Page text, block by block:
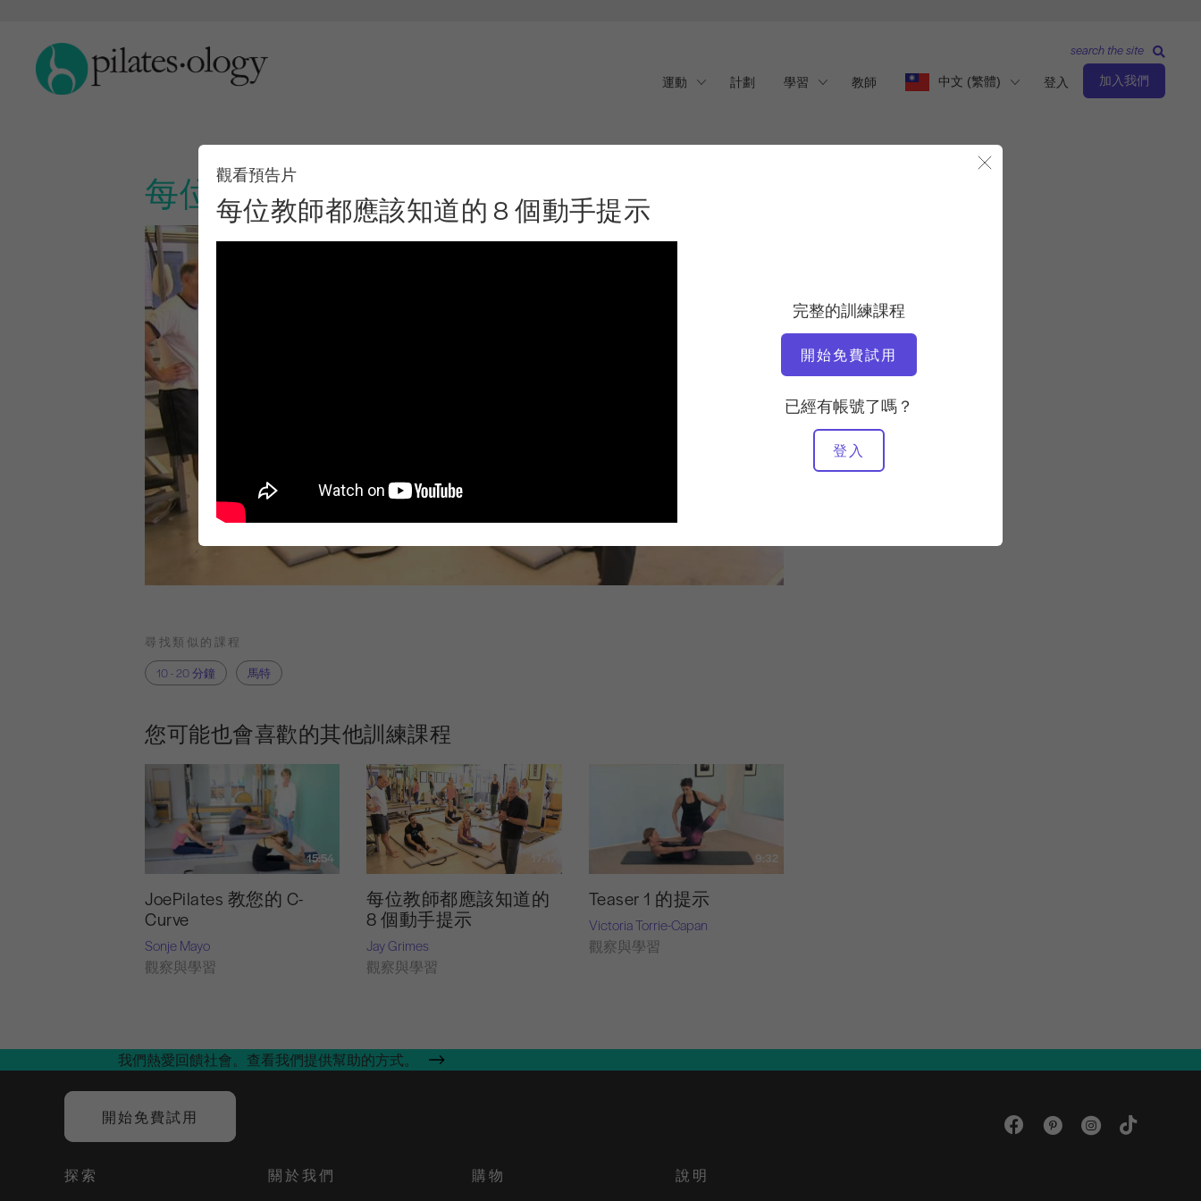
運動 計劃 學習 教師 中文 (繁體) 登入 加入我們
search the site
每位教師都應該知道的 8 個動手提示
觀看預告片
每位教師都應該知道的 8 個動手提示
完整的訓練課程
開始免費試用
已經有帳號了嗎？
登入
Jay Grimes
視訊時間
所需設備
馬特
尋找類似的課程
10 - 20 分鐘
馬特
您可能也會喜歡的其他訓練課程
15:54
JoePilates 教您的 C-
Curve
Sonje Mayo
觀察與學習
17:17
每位教師都應該知道的
8 個動手提示
Jay Grimes
觀察與學習
9:32
Teaser 1 的提示
Victoria Torrie-Capan
觀察與學習
我們熱愛回饋社會。查看我們提供幫助的方式。
開始免費試用
探索 關於我們 購物 說明